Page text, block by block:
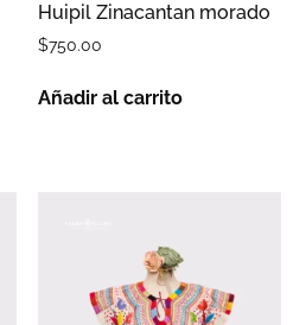
Huipil Zinacantan morado
$750.00
Añadir al carrito